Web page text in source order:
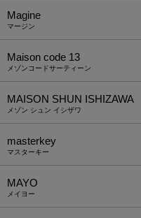
Magine
マージン
Maison code 13
メゾンコードサーティーン
MAISON SHUN ISHIZAWA
メゾン シュン イシザワ
masterkey
マスターキー
MAYO
メイヨー